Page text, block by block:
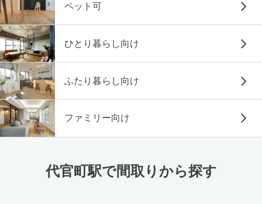
ペット可
ひとり暮らし向け
ふたり暮らし向け
ファミリー向け
代官町駅で間取りから探す